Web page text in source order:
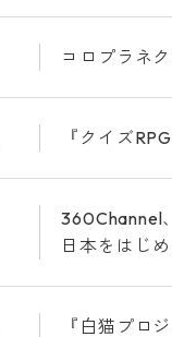
コロプラネ
『クイズ
360Channel
日本をはじ
『白猫プロ